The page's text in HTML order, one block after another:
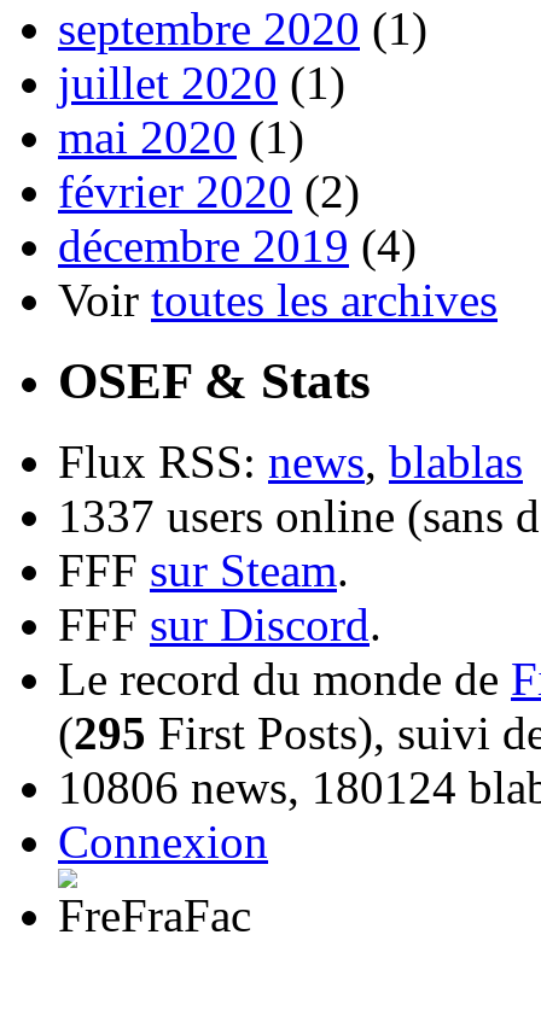
septembre 2020 (1)
juillet 2020 (1)
mai 2020 (1)
février 2020 (2)
décembre 2019 (4)
Voir toutes les archives
OSEF & Stats
Flux RSS: news, blablas
1337 users online (sans
FFF sur Steam.
FFF sur Discord.
Le record du monde de
(295 First Posts), suivi
10806 news, 180124
Connexion